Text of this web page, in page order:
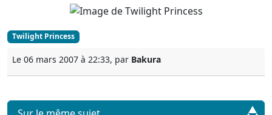
Twilight Princess
Le 06 mars 2007 à 22:33, par Bakura